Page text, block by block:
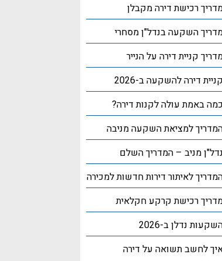
רכישת דירה מקבלן
השקעה בנדל"ן מסחרי
קניית דירה על הנייר
קניית דירה להשקעה ב-2026
כמה באמת עולה לקנות דירה?
למציאת השקעה מניבה
נדל"ן מניב – המדריך השלם
לאיתור דירות חדשות למכירה
רכישת קרקע חקלאית
נדלן ב-2026
לחשב תשואה על דירה